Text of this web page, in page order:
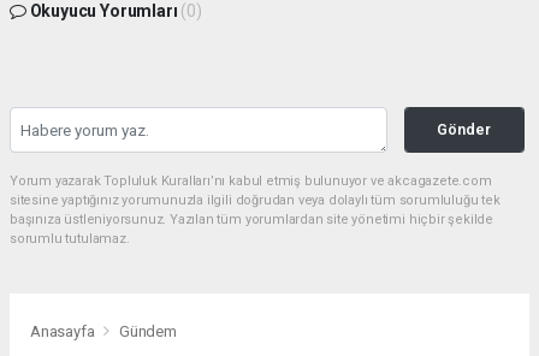
Okuyucu Yorumları (0)
Gönder
Yorum yazarak Topluluk Kuralları’nı kabul etmiş bulunuyor ve akcagazete.com
sitesine yaptığınız yorumunuzla ilgili doğrudan veya dolaylı tüm sorumluluğu tek
başınıza üstleniyorsunuz. Yazılan tüm yorumlardan site yönetimi hiçbir şekilde
sorumlu tutulamaz.
Anasayfa Gündem